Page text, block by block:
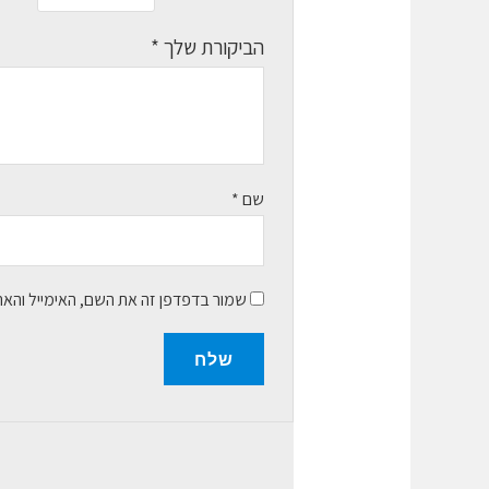
הביקורת שלך*
שם*
שמור בדפדפן זה את השם, האימייל